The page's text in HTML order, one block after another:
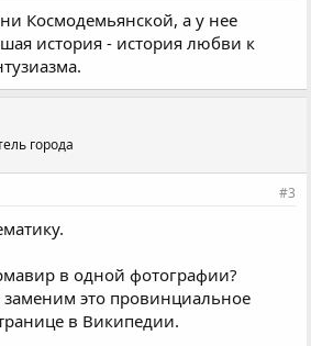
Космодемьянской, а у нее
история - история любви к
города
#3
в одной фотографии?
это провинциальное
в Википедии.